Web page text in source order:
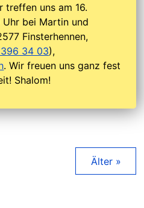
treffen uns am 16.
bei Martin und
Finsterhennen,
34 03),
. Wir freuen uns ganz fest
Shalom!
Älter »